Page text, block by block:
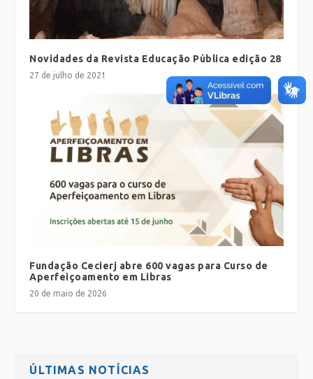
Novidades da Revista Educação Pública edição 28
27 de julho de 2021
Fundação Cecierj abre 600 vagas para Curso de
Aperfeiçoamento em Libras
20 de maio de 2026
ÚLTIMAS NOTÍCIAS